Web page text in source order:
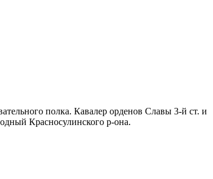
полка. Кавалер орденов Славы 3-й ст. и
Красносулинского р-она.